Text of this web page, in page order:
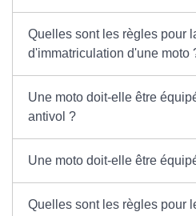
Quelles sont les règles pour
d'immatriculation d'une moto
Une moto doit-elle être
antivol ?
Une moto doit-elle être
Quelles sont les règles pour